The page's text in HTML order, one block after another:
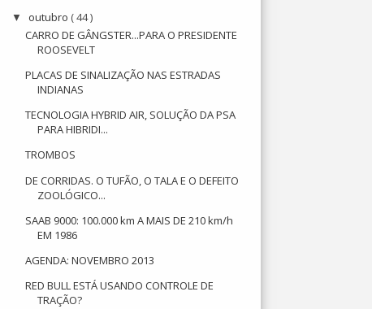
▼ outubro ( 44 )
CARRO DE GÂNGSTER...PARA O PRESIDENTE
ROOSEVELT
PLACAS DE SINALIZAÇÃO NAS ESTRADAS
INDIANAS
TECNOLOGIA HYBRID AIR, SOLUÇÃO DA PSA
PARA HIBRIDI...
TROMBOS
DE CORRIDAS. O TUFÃO, O TALA E O DEFEITO
ZOOLÓGICO...
SAAB 9000: 100.000 km A MAIS DE 210 km/h
EM 1986
AGENDA: NOVEMBRO 2013
RED BULL ESTÁ USANDO CONTROLE DE
TRAÇÃO?